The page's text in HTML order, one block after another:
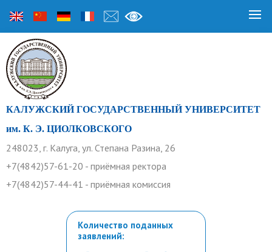
КАЛУЖСКИЙ ГОСУДАРСТВЕННЫЙ УНИВЕРСИТЕТ
им. К. Э. ЦИОЛКОВСКОГО
248023, г. Калуга, ул. Степана Разина, 26
+7(4842)57-61-20 - приёмная ректора
+7(4842)57-44-41 - приёмная комиссия
Количество поданных
заявлений: